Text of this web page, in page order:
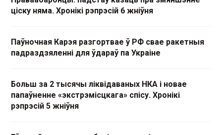
ціску няма. Хронікі рэпрэсій 6 жніўня
Паўночная Карэя разгортвае ў РФ свае ракетныя
падраздзяленні для ўдараў па Украіне
Больш за 2 тысячы ліквідаваных НКА і новае
папаўненне «экстрэмісцкага» спісу. Хронікі
рэпрэсій 5 жніўня